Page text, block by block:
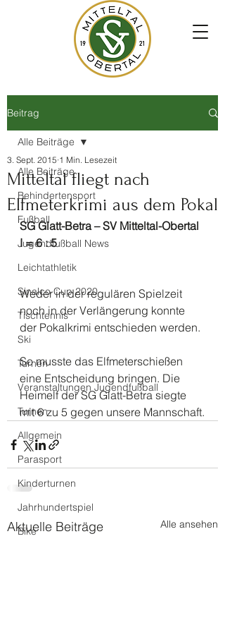
Beitrag
Alle Beiträge
Behindertensport
Fußball
Jugendfußball News
Leichtathletik
Sinalco Cup 2020
Tischtennis
Ski
Turnen
Veranstaltungen Jugendfußball
Turnen
Allgemein
Parasport
Kinderturnen
Jahrhundertspiel
Bike
Alle Beiträge
Mitteltal fliegt nach
Elfmeterkrimi aus dem Pokal
3. Sept. 2015 1 Min. Lesezeit
SG Glatt-Betra – SV Mitteltal-Obertal
I = 6 : 5
Weder in der regulären Spielzeit
noch in der Verlängerung konnte
der Pokalkrimi entschieden werden.
So musste das Elfmeterschießen
eine Entscheidung bringen. Die
Heimelf der SG Glatt-Betra siegte
mit 6 zu 5 gegen unsere Mannschaft.
Aktuelle Beiträge Alle ansehen